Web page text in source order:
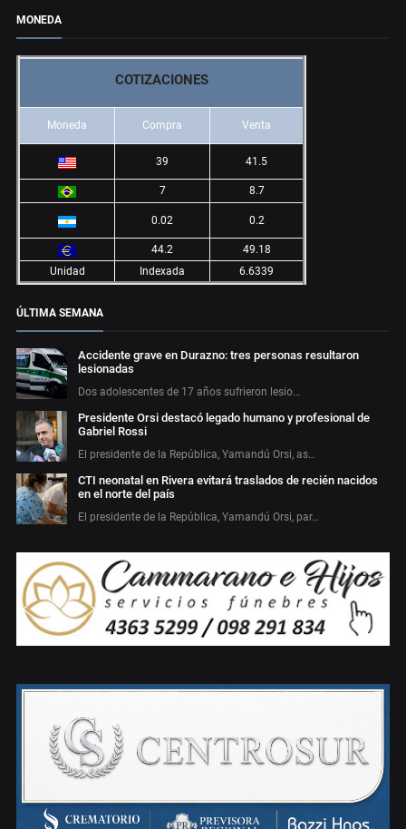
MONEDA
COTIZACIONES
Moneda Compra Venta
39 41.5
7 8.7
0.02 0.2
44.2
49.18
Unidad
Indexada 6.6339
ÚLTIMA SEMANA
Accidente grave en Durazno: tres personas resultaron
lesionadas
Dos adolescentes de 17 años sufrieron lesio…
Presidente Orsi destacó legado humano y profesional de
Gabriel Rossi
El presidente de la República, Yamandú Orsi, as…
CTI neonatal en Rivera evitará traslados de recién nacidos
en el norte del país
El presidente de la República, Yamandú Orsi, par…